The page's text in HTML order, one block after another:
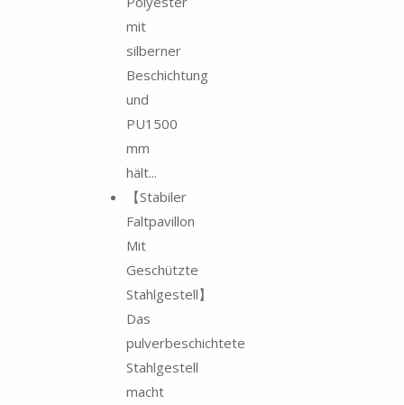
mit
silberner
Beschichtung
und
PU1500
mm
hält...
【Stabiler
Faltpavillon
Mit
Geschützte
Stahlgestell】
Das
pulverbeschichtete
Stahlgestell
macht